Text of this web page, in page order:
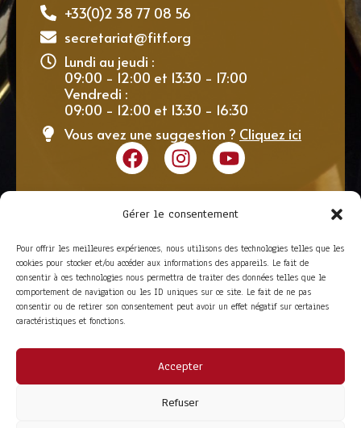
Gérer le consentement
Pour offrir les meilleures expériences, nous utilisons des technologies telles que les
cookies pour stocker et/ou accéder aux informations des appareils. Le fait de
consentir à ces technologies nous permettra de traiter des données telles que le
comportement de navigation ou les ID uniques sur ce site. Le fait de ne pas
consentir ou de retirer son consentement peut avoir un effet négatif sur certaines
caractéristiques et fonctions.
Accepter
Refuser
+33(0)2 38 77 08 56
secretariat@fitf.org
Lundi au jeudi :
09:00 - 12:00 et 13:30 - 17:00
Vendredi :
09:00 - 12:00 et 13:30 - 16:30
Vous avez une suggestion ? Cliquez ici
Adhérer